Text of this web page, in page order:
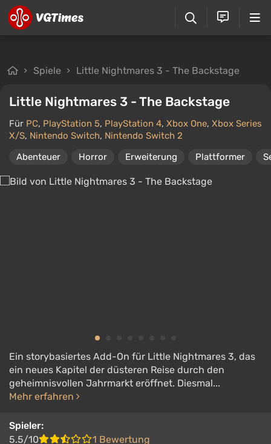
Spiele Little Nightmares 3 - The Backstage
Little Nightmares 3 - The Backstage
Für PC, PlayStation 5, PlayStation 4, Xbox One, Xbox Series
X/S, Nintendo Switch, Nintendo Switch 2
Abenteuer
Horror Erweiterung Plattformer
Ein storybasiertes Add-On für Little Nightmares 3, das
ein neues Kapitel der düsteren Reise durch den
geheimnisvollen Jahrmarkt eröffnet. Diesmal...
Mehr erfahren
Spieler:
5.5/10
1 Bewertung